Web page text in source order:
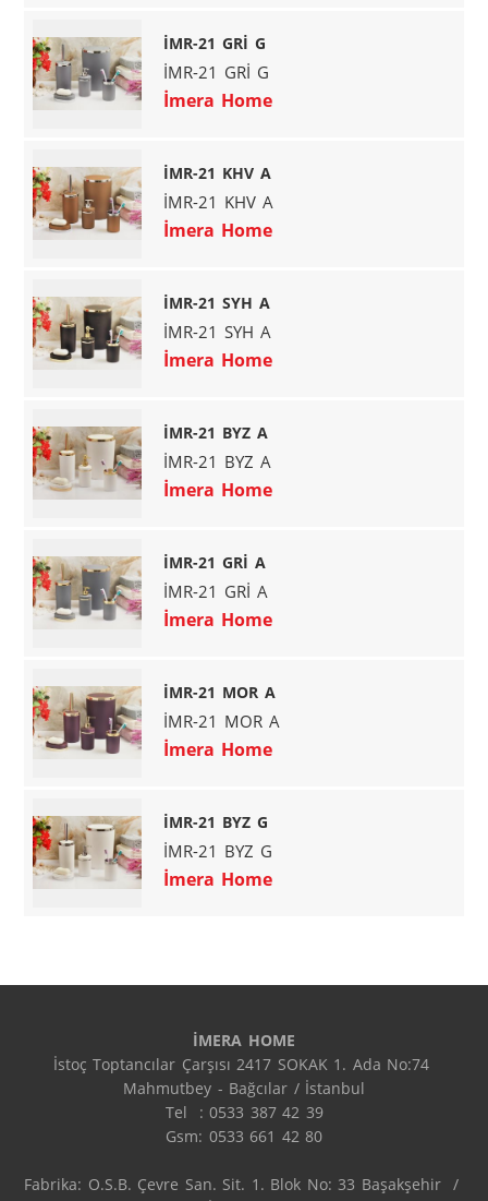
İMR-21 GRİ G
İMR-21 GRİ G
İmera Home
İMR-21 KHV A
İMR-21 KHV A
İmera Home
İMR-21 SYH A
İMR-21 SYH A
İmera Home
İMR-21 BYZ A
İMR-21 BYZ A
İmera Home
İMR-21 GRİ A
İMR-21 GRİ A
İmera Home
İMR-21 MOR A
İMR-21 MOR A
İmera Home
İMR-21 BYZ G
İMR-21 BYZ G
İmera Home
İMERA HOME
İstoç Toptancılar Çarşısı 2417 SOKAK 1. Ada No:74
Mahmutbey - Bağcılar / İstanbul
Tel  : 0533 387 42 39
Gsm: 0533 661 42 80
Fabrika: O.S.B. Çevre San. Sit. 1. Blok No: 33 Başakşehir  /